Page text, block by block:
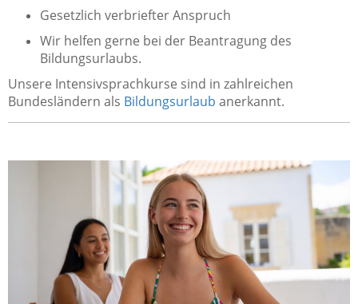
Gesetzlich verbriefter Anspruch
Wir helfen gerne bei der Beantragung des
Bildungsurlaubs.
Unsere Intensivsprachkurse sind in zahlreichen
Bundesländern als Bildungsurlaub anerkannt.